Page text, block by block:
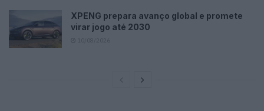
XPENG prepara avanço global e promete
virar jogo até 2030